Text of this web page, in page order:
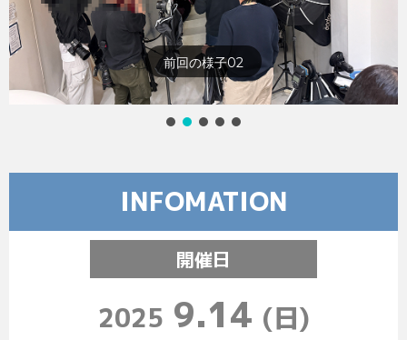
前回の様子03
INFOMATION
開催日
2025 9.14 (日)